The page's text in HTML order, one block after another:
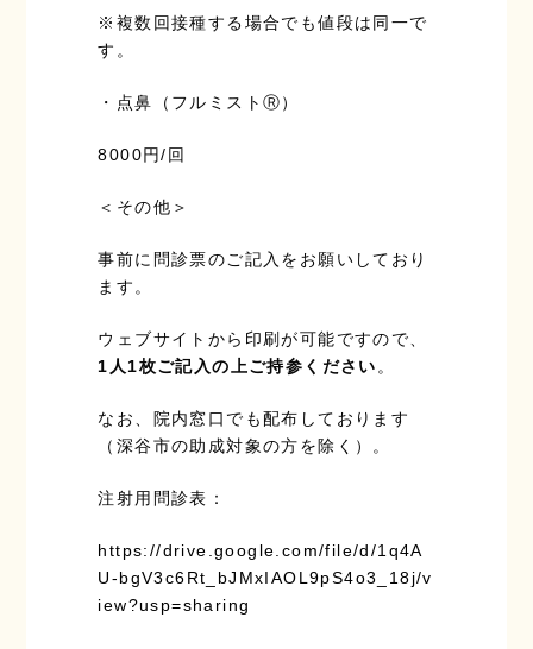
※複数回接種する場合でも値段は同一で
す。
・点鼻（フルミストⓇ）
8000円/回
＜その他＞
事前に問診票のご記入をお願いしており
ます。
ウェブサイトから印刷が可能ですので、
1人1枚ご記入の上ご持参ください 。
なお、院内窓口でも配布しております
（深谷市の助成対象の方を除く）。
注射用問診表：
https://drive.google.com/file/d/1q4A
U-bgV3c6Rt_bJMxIAOL9pS4o3_18j/v
iew?usp=sharing